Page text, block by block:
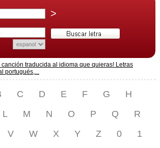
>
traducida al idioma que quieras! Letras
portugués,...
C D E F G
H
L M N O P Q
R
V W X Y Z 0
1